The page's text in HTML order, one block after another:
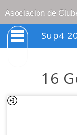
Asociacion de
Sup4
16